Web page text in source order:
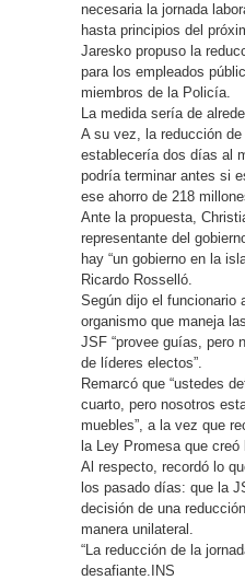
necesaria la jornada
hasta principios del
Jaresko propuso la
para los empleados
miembros de la Policía.
La medida sería de
A su vez, la reducción
establecería dos días al
podría terminar antes si
ese ahorro de 218
Ante la propuesta,
representante del
hay “un gobierno en la
Ricardo Rosselló.
Según dijo el funcionario
organismo que maneja
JSF “provee guías, pero
de líderes electos”.
Remarcó que “ustedes
cuarto, pero nosotros
muebles”, a la vez que
la Ley Promesa que creó
Al respecto, recordó lo
los pasado días: que la
decisión de una
manera unilateral.
“La reducción de la
desafiante.INS